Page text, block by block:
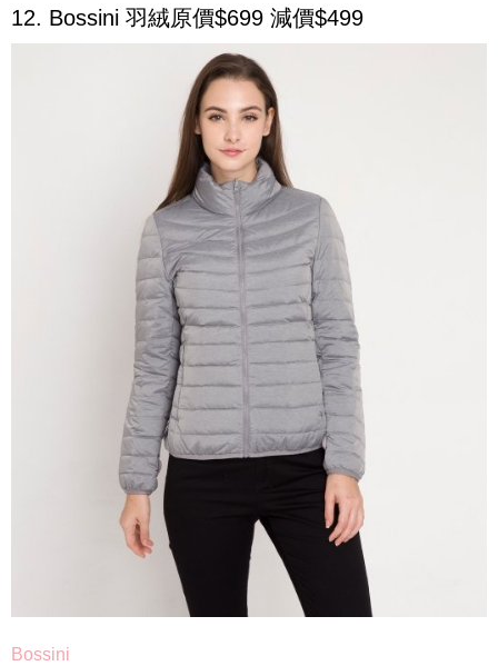
12. Bossini 羽絨原價$699 減價$499
Bossini